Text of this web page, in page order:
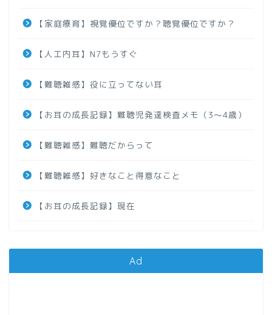
【家庭療育】視覚優位ですか？聴覚優位ですか？
【人工内耳】N7もうすぐ
【難聴雑感】役に立ってない耳
【お耳の成長記録】難聴児発達検査メモ（3～4歳）
【難聴雑感】難聴だからって
【難聴雑感】好きなこと得意なこと
【お耳の成長記録】現在
Ad